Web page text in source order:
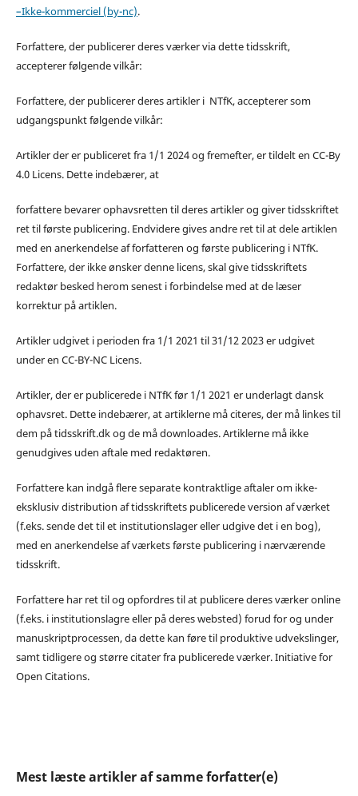
–Ikke-kommerciel (by-nc).
Forfattere, der publicerer deres værker via dette tidsskrift,
accepterer følgende vilkår:
Forfattere, der publicerer deres artikler i NTfK, accepterer som
udgangspunkt følgende vilkår:
Artikler der er publiceret fra 1/1 2024 og fremefter, er tildelt en CC-By
4.0 Licens. Dette indebærer, at
forfattere bevarer ophavsretten til deres artikler og giver tidsskriftet
ret til første publicering. Endvidere gives andre ret til at dele artiklen
med en anerkendelse af forfatteren og første publicering i NTfK.
Forfattere, der ikke ønsker denne licens, skal give tidsskriftets
redaktør besked herom senest i forbindelse med at de læser
korrektur på artiklen.
Artikler udgivet i perioden fra 1/1 2021 til 31/12 2023 er udgivet
under en CC-BY-NC Licens.
Artikler, der er publicerede i NTfK før 1/1 2021 er underlagt dansk
ophavsret. Dette indebærer, at artiklerne må citeres, der må linkes til
dem på tidsskrift.dk og de må downloades. Artiklerne må ikke
genudgives uden aftale med redaktøren.
Forfattere kan indgå flere separate kontraktlige aftaler om ikke-
eksklusiv distribution af tidsskriftets publicerede version af værket
(f.eks. sende det til et institutionslager eller udgive det i en bog),
med en anerkendelse af værkets første publicering i nærværende
tidsskrift.
Forfattere har ret til og opfordres til at publicere deres værker online
(f.eks. i institutionslagre eller på deres websted) forud for og under
manuskriptprocessen, da dette kan føre til produktive udvekslinger,
samt tidligere og større citater fra publicerede værker. Initiative for
Open Citations.
Mest læste artikler af samme forfatter(e)